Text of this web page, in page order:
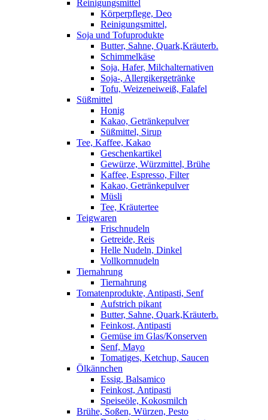
Reinigungsmittel
Körperpflege, Deo
Reinigungsmittel,
Soja und Tofuprodukte
Butter, Sahne, Quark,Kräuterb.
Schimmelkäse
Soja, Hafer, Milchalternativen
Soja-, Allergikergetränke
Tofu, Weizeneiweiß, Falafel
Süßmittel
Honig
Kakao, Getränkepulver
Süßmittel, Sirup
Tee, Kaffee, Kakao
Geschenkartikel
Gewürze, Würzmittel, Brühe
Kaffee, Espresso, Filter
Kakao, Getränkepulver
Müsli
Tee, Kräutertee
Teigwaren
Frischnudeln
Getreide, Reis
Helle Nudeln, Dinkel
Vollkornnudeln
Tiernahrung
Tiernahrung
Tomatenprodukte, Antipasti, Senf
Aufstrich pikant
Butter, Sahne, Quark,Kräuterb.
Feinkost, Antipasti
Gemüse im Glas/Konserven
Senf, Mayo
Tomatiges, Ketchup, Saucen
Ölkännchen
Essig, Balsamico
Feinkost, Antipasti
Speiseöle, Kokosmilch
Brühe, Soßen, Würzen, Pesto